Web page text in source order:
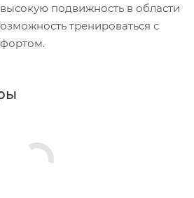
подвижность в области
тренироваться с